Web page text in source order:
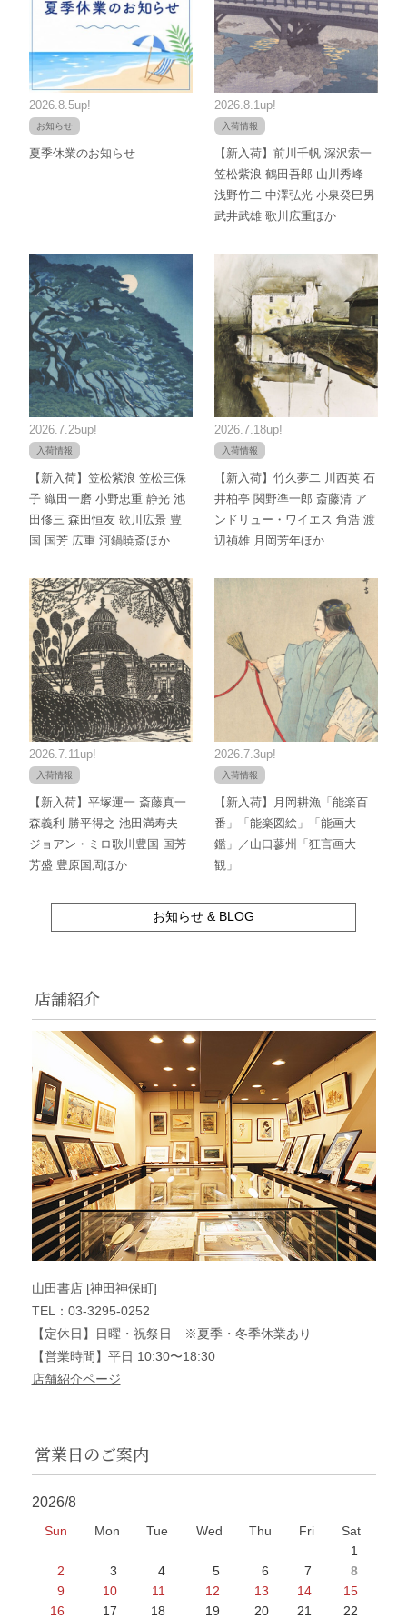
2026.8.5up!
お知らせ
夏季休業のお知らせ
2026.8.1up!
入荷情報
【新入荷】前川千帆 深沢索一
笠松紫浪 鶴田吾郎 山川秀峰
浅野竹二 中澤弘光 小泉癸巳男
武井武雄 歌川広重ほか
2026.7.25up!
入荷情報
【新入荷】笠松紫浪 笠松三保
子 織田一磨 小野忠重 静光 池
田修三 森田恒友 歌川広景 豊
国 国芳 広重 河鍋暁斎ほか
2026.7.18up!
入荷情報
【新入荷】竹久夢二 川西英 石
井柏亭 関野凖一郎 斎藤清 ア
ンドリュー・ワイエス 角浩 渡
辺禎雄 月岡芳年ほか
2026.7.11up!
入荷情報
【新入荷】平塚運一 斎藤真一
森義利 勝平得之 池田満寿夫
ジョアン・ミロ歌川豊国 国芳
芳盛 豊原国周ほか
2026.7.3up!
入荷情報
【新入荷】月岡耕漁「能楽百
番」「能楽図絵」「能画大
鑑」／山口蓼州「狂言画大
観」
お知らせ & BLOG
店舗紹介
山田書店 [神田神保町]
TEL：03-3295-0252
【定休日】日曜・祝祭日 ※夏季・冬季休業あり
【営業時間】平日 10:30〜18:30
店舗紹介ページ
営業日のご案内
2026/8
Sun Mon Tue Wed Thu Fri
Sat
1
2
3 4 5 6 7
8
9
10 11 12 13 14
15
16
17 18 19 20 21
22